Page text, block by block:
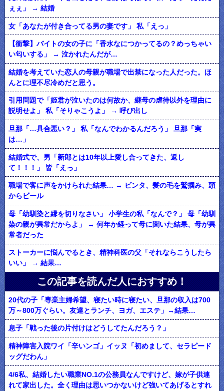
ぇぇ」 → 結婚
女「あなたが付き合ってる男の妻です」 私「えっ」
【衝撃】バイトの女の子に「香水なにつかってるの？めっちゃい
い匂いする」 → 泣かれたんだが…
結婚を考えていた恋人の母親が職場で出禁になった人だった。ほ
んとに理不尽冷めだと思う。
引用問題で「姫君が泣いたのは何故か、継母の虐待以外を理由に
説明せよ」 私「そりゃこうよ」 → 呼び出し
旦那「…具合悪い？」 私「なんでわかるんだろう」 旦那「実
は…」
結婚式で、男「新郎とは10年以上愛し合ってきた、返し
て！！！」 皆「えっ」
職場で客に声をかけられた結果… → ビンタ、髪の毛を鷲掴み、頭
からビール
母「幼馴染と縁を切りなさい」 小学生の私「なんで？」 母「幼馴
染の親が異常だからよ」 → 何年か経って母に聞いた結果、母が異
常者だった
ストーカーに悩んでるとき、精神科医の父「それならこうしたら
いい」 → 結果…
この記事を読んだ人におすすめ！
20代の子「専業主婦希望、寝たい時に寝たい、旦那の収入は700
万～800万ぐらい。友達とランチ、ヨガ、エステ」→結果…
息子「戦った後の片付けはどうしてたんだろう？」
精神障害入院ワイ「辛いンゴ」イッヌ「初めまして、セラピード
ッグだわん」
4/6私、結婚したい職業NO.1の公務員なんですけど、嫁が子供連
れて家出した。全く理由は思いつかないけど強いてあげるとすれ